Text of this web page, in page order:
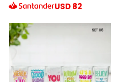
USD82